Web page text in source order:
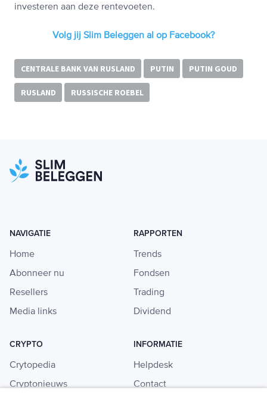
investeren aan deze rentevoeten.
Volg jij Slim Beleggen al op Facebook?
CENTRALE BANK VAN RUSLAND PUTIN PUTIN GOUD
RUSLAND RUSSISCHE ROEBEL
NAVIGATIE
Home
Abonneer nu
Resellers
Media links
RAPPORTEN
Trends
Fondsen
Trading
Dividend
CRYPTO
Crytopedia
Cryptonieuws
INFORMATIE
Helpdesk
Contact